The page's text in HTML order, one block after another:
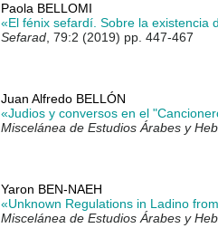
Paola BELLOMI
«El fénix sefardí. Sobre la existencia
Sefarad , 79:2 (2019) pp. 447-467
Juan Alfredo BELLÓN
«Judios y conversos en el
Miscelánea de Estudios Árabes y
Yaron BEN-NAEH
«Unknown Regulations in Ladino
Miscelánea de Estudios Árabes y